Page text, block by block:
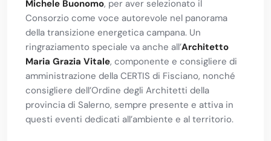
Michele Buonomo, per aver selezionato il
Consorzio come voce autorevole nel panorama
della transizione energetica campana. Un
ringraziamento speciale va anche all’Architetto
Maria Grazia Vitale, componente e consigliere di
amministrazione della CERTIS di Fisciano, nonché
consigliere dell’Ordine degli Architetti della
provincia di Salerno, sempre presente e attiva in
questi eventi dedicati all’ambiente e al territorio.